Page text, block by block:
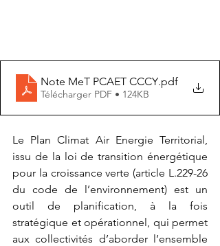
Note MeT PCAET CCCY.pdf
Télécharger PDF • 124KB
Le Plan Climat Air Energie Territorial,
issu de la loi de transition énergétique
pour la croissance verte (article L.229-26
du code de l’environnement) est un
outil de planification, à la fois
stratégique et opérationnel, qui permet
aux collectivités d’aborder l’ensemble